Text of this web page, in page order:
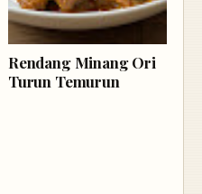
Rendang Minang Ori
Turun Temurun